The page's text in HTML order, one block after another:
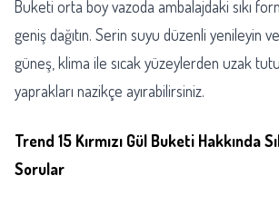
Buketi orta boy vazoda ambalajdaki sıkı
geniş dağıtın. Serin suyu düzenli yenileyin
güneş, klima ile sıcak yüzeylerden uzak
yaprakları nazikçe ayırabilirsiniz.
Trend 15 Kırmızı Gül Buketi Hakkında
Sorular